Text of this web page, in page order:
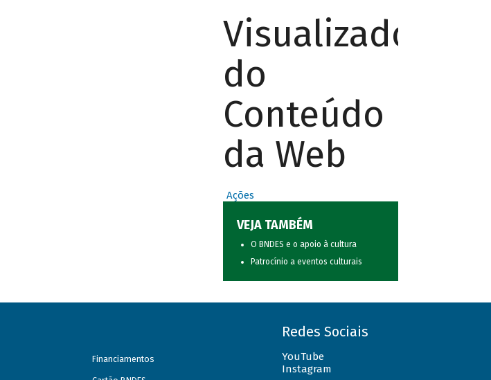
Visualizador
do
Conteúdo
da Web
Ações
VEJA TAMBÉM
O BNDES e o apoio à cultura
Patrocínio a eventos culturais
Financiamentos
Redes Sociais
YouTube
Instagram